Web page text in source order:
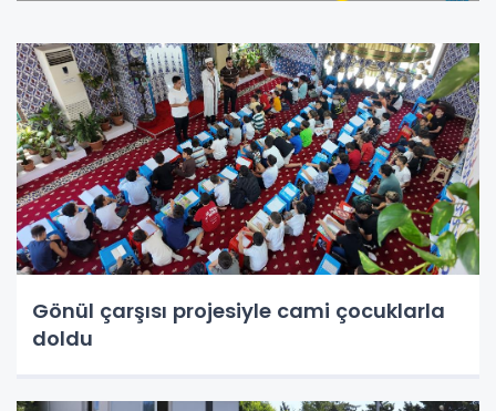
Gönül çarşısı projesiyle cami çocuklarla
doldu